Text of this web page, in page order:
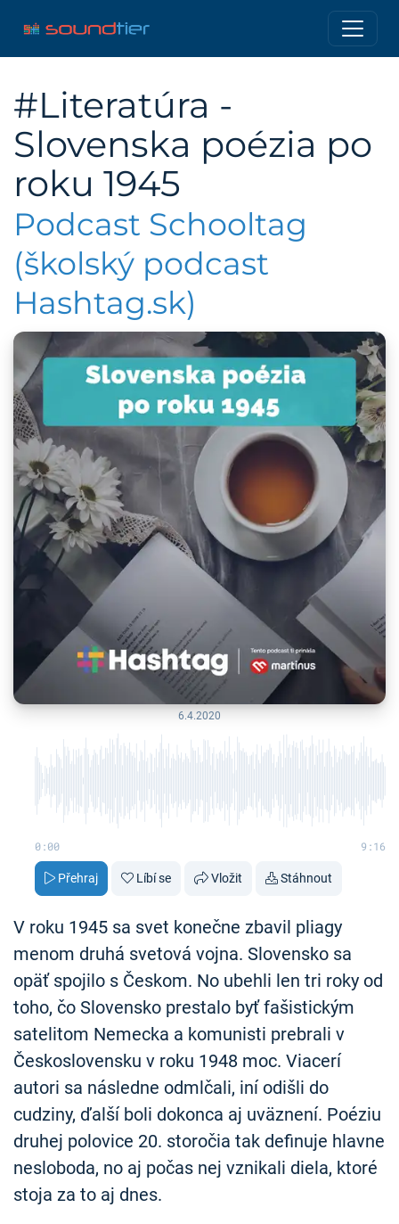
#Literatúra -
Slovenska poézia po
roku 1945
Podcast Schooltag
(školský podcast
Hashtag.sk)
6.4.2020
0:00 9:16
Přehraj Líbí se Vložit Stáhnout
V roku 1945 sa svet konečne zbavil pliagy
menom druhá svetová vojna. Slovensko sa
opäť spojilo s Českom. No ubehli len tri roky od
toho, čo Slovensko prestalo byť fašistickým
satelitom Nemecka a komunisti prebrali v
Československu v roku 1948 moc. Viacerí
autori sa následne odmlčali, iní odišli do
cudziny, ďalší boli dokonca aj uväznení. Poéziu
druhej polovice 20. storočia tak definuje hlavne
nesloboda, no aj počas nej vznikali diela, ktoré
stoja za to aj dnes.